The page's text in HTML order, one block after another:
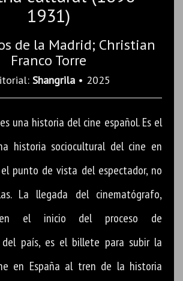
1931)
de la Madrid; Christian
Franco Torre
Shangrila• 2025
una historia del cine español. Es el
historia sociocultural del cine en
el punto de vista del espectador, no
La llegada del cinematógrafo,
en el inicio del proceso de
del país, es el billete para subir la
en España al tren de la historia